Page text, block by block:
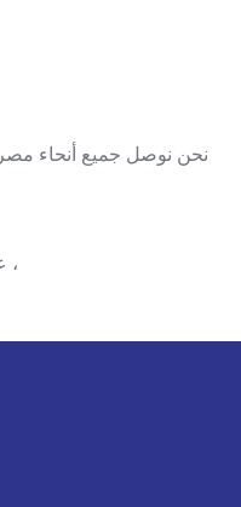
نحن نوصل جميع أنحاء مصر
عبر الإنترنت والدفع نقدًا عند التسليم ،